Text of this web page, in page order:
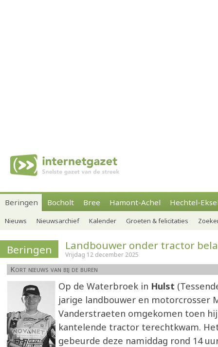
Beringen Bocholt Bree Hamont-Achel Hechtel-
Nieuws Nieuwsarchief Kalender Groeten & felicitaties
Beringen Landbouwer onder tractor
Vrijdag 12 december 2025
Kort nieuws van bij de buren
Op de Waterbroek in Hulst
jarige landbouwer en motorcrosser
Vanderstraeten omgekomen toen
kantelende tractor terechtkwam.
gebeurde deze namiddag rond 14